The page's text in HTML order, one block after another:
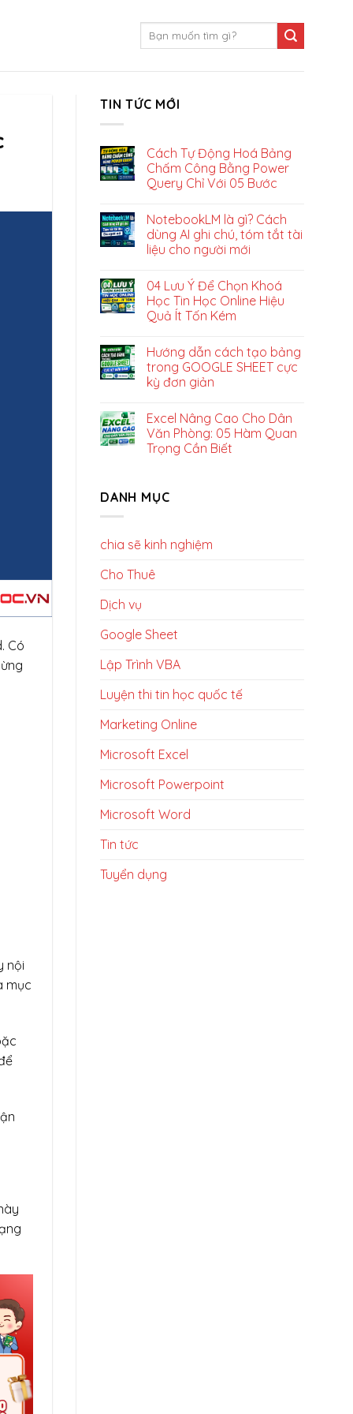
Có
nội
mục
TIN TỨC MỚI
Cách Tự Động Hoá Bảng
Chấm Công Bằng Power
Query Chỉ Với 05 Bước
NotebookLM là gì? Cách
dùng AI ghi chú, tóm tắt tài
liệu cho người mới
04 Lưu Ý Để Chọn Khoá
Học Tin Học Online Hiệu
Quả Ít Tốn Kém
Hướng dẫn cách tạo bảng
trong GOOGLE SHEET cực
kỳ đơn giản
Excel Nâng Cao Cho Dân
Văn Phòng: 05 Hàm Quan
Trọng Cần Biết
DANH MỤC
chia sẽ kinh nghiệm
Cho Thuê
Dịch vụ
Google Sheet
Lập Trình VBA
Luyện thi tin học quốc tế
Marketing Online
Microsoft Excel
Microsoft Powerpoint
Microsoft Word
Tin tức
Tuyển dụng